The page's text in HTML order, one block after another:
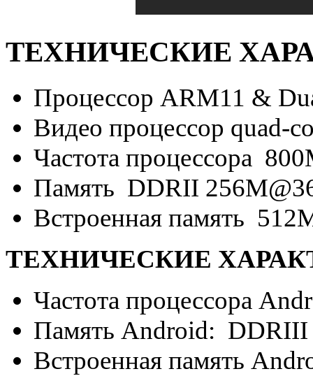
ТЕХНИЧЕСКИЕ
Процессор ARM11 &
Видео процессор quad-
Частота процессора
Память DDRII
Встроенная память
ТЕХНИЧЕСКИЕ
Частота процессора
Память Android: DDRIII
Встроенная память